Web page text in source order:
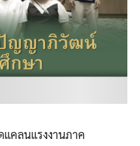
คลนแรงงานภาค